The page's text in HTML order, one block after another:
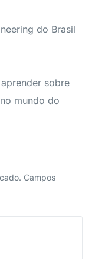
do Brasil
sobre
mundo do
Campos